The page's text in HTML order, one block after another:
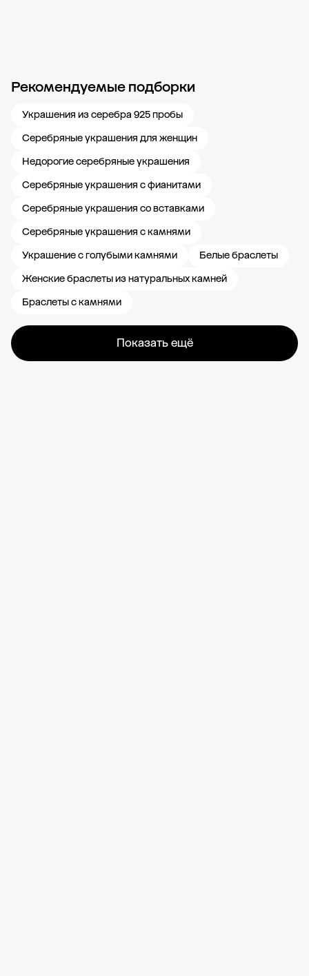
Рекомендуемые подборки
Украшения из серебра 925 пробы
Серебряные украшения для женщин
Недорогие серебряные украшения
Серебряные украшения с фианитами
Серебряные украшения со вставками
Серебряные украшения с камнями
Украшение с голубыми камнями
Белые браслеты
Женские браслеты из натуральных камней
Браслеты с камнями
Показать ещё
Новости компании Журнал ЗОЛОТОЙ Блог